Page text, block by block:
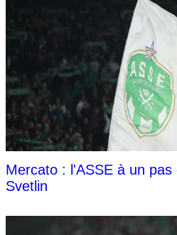
Mercato : l'ASSE à un pas
Svetlin